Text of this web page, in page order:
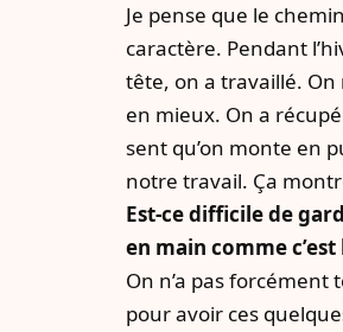
Je pense que le
caractère. Pendant
tête, on a travaillé. On
en mieux. On a
sent qu’on monte en
notre travail. Ça
Est-ce difficile de
en main comme
On n’a pas forcément
pour avoir ces